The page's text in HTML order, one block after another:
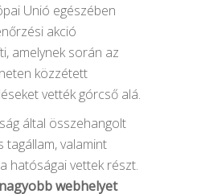
Unió egészében
akció
amelynek során az
közzétett
vették górcső alá.
által összehangolt
tagállam, valamint
hatóságai vettek részt.
webhelyet